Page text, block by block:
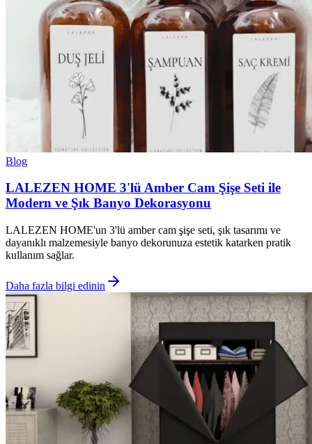
Blog
LALEZEN HOME 3'lü Amber Cam Şişe Seti ile
Modern ve Şık Banyo Dekorasyonu
LALEZEN HOME'un 3'lü amber cam şişe seti, şık tasarımı ve
dayanıklı malzemesiyle banyo dekorunuza estetik katarken pratik
kullanım sağlar.
Daha fazla bilgi edinin